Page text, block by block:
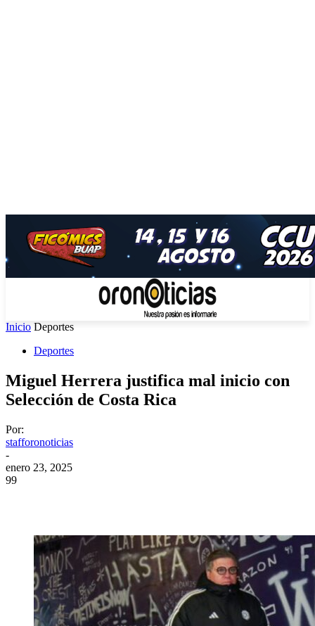
Inicio Deportes
Deportes
Miguel Herrera justifica mal inicio con
Selección de Costa Rica
Por:
stafforonoticias
-
enero 23, 2025
99